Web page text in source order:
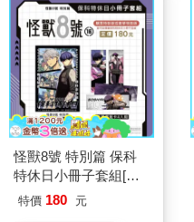
怪獸8號 特別篇 保科
特休日小冊子套組[限
加購]
特價 180 元